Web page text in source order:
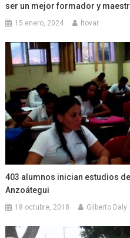
ser un mejor formador y
15 enero, 2024 ltovar
403 alumnos inician estudios
Anzoátegui
18 octubre, 2018 Gilberto Daly